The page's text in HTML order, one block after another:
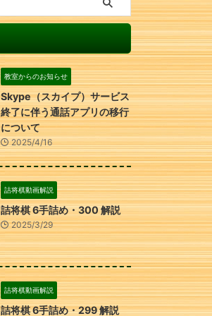
教室からのお知らせ
Skype（スカイプ）サービス
終了に伴う通話アプリの移行
について
2025/4/16
詰将棋動画解説
詰将棋 6手詰め・300 解説
2025/3/29
詰将棋動画解説
詰将棋 6手詰め・299 解説